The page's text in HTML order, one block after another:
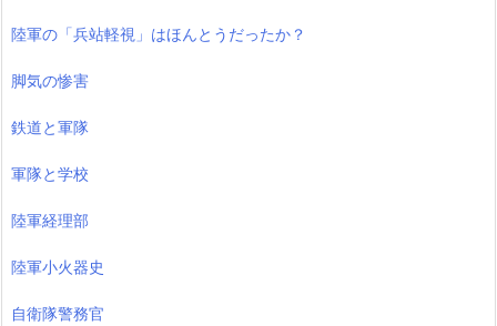
陸軍の「兵站軽視」はほんとうだったか？
脚気の惨害
鉄道と軍隊
軍隊と学校
陸軍経理部
陸軍小火器史
自衛隊警務官